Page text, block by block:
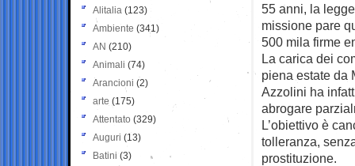
55 anni, la
missione pare
500 mila firme
La carica dei
piena estate da
Azzolini ha
abrogare
L’obiettivo è
tolleranza,
prostituzione.
Alitalia (123)
Ambiente (341)
AN (210)
Animali (74)
Arancioni (2)
arte (175)
Attentato (329)
Auguri (13)
Batini (3)